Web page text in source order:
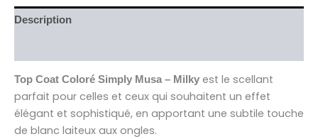
Description
Top Coat Coloré Simply Musa – Milky est le scellant
parfait pour celles et ceux qui souhaitent un effet
élégant et sophistiqué, en apportant une subtile touche
de blanc laiteux aux ongles.